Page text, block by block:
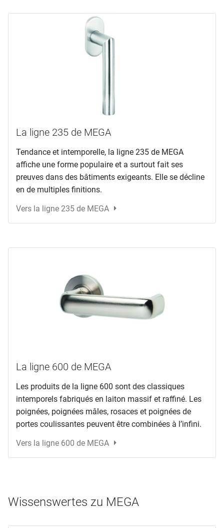
La ligne 235 de MEGA
Tendance et intemporelle, la ligne 235 de MEGA
affiche une forme populaire et a surtout fait ses
preuves dans des bâtiments exigeants. Elle se décline
en de multiples finitions.
Vers la ligne 235 de MEGA
La ligne 600 de MEGA
Les produits de la ligne 600 sont des classiques
intemporels fabriqués en laiton massif et raffiné. Les
poignées, poignées mâles, rosaces et poignées de
portes coulissantes peuvent être combinées à l’infini.
Vers la ligne 600 de MEGA
Wissenswertes zu MEGA